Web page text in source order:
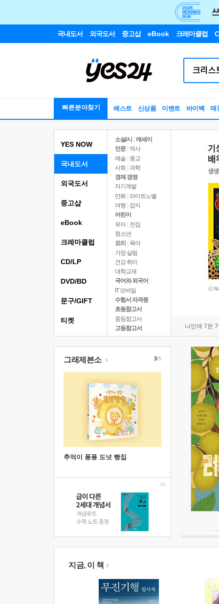
국내도서 외국도서 중고샵 eBook 크레마클럽
빠른분야찾기 베스트 신상품 이벤트 바이백 매
YES NOW
국내도서
소설/시
에세이
인문
역사
예술 | 종교
사회 | 과학
경제 경영
자기계발
만화 | 라이트노벨
여행
잡지
어린이
유아 | 전집
청소년
요리
육아
가정 살림
건강 취미
대학교재
국어와 외국어
IT 모바일
수험서 자격증
초등참고서
중등참고서
고등참고서
나민애 7문
외국도서
중고샵
eBook
크레마클럽
CD/LP
DVD/BD
문구/GIFT
티켓
그래제본소
추억이 퐁퐁 도넛 빵집
3/5
지금, 이 책